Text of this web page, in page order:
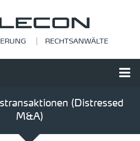
RECHTSANWÄLTE
(Distressed
M&A)